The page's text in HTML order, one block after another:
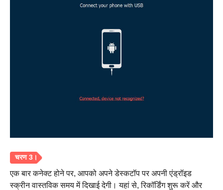
एक बार कनेक्ट होने पर, आपको अपने डेस्कटॉप पर अपनी एंड्रॉइड
स्क्रीन वास्तविक समय में दिखाई देगी। यहां से, रिकॉर्डिंग शुरू करें और